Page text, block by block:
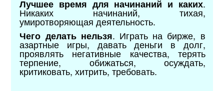
Лучшее время для начинаний и каких.
Никаких начинаний, тихая,
умиротворяющая деятельность.
Чего делать нельзя. Играть на бирже, в
азартные игры, давать деньги в долг,
проявлять негативные качества, терять
терпение, обижаться, осуждать,
критиковать, хитрить, требовать.